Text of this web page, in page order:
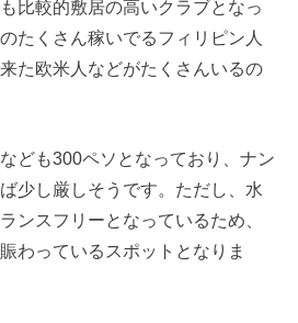
比較的敷居の高いクラブとなっ
たくさん稼いでるフィリピン人
た欧米人などがたくさんいるの
ども300ペソとなっており、ナン
少し厳しそうです。ただし、水
ンスフリーとなっているため、
わっているスポットとなりま